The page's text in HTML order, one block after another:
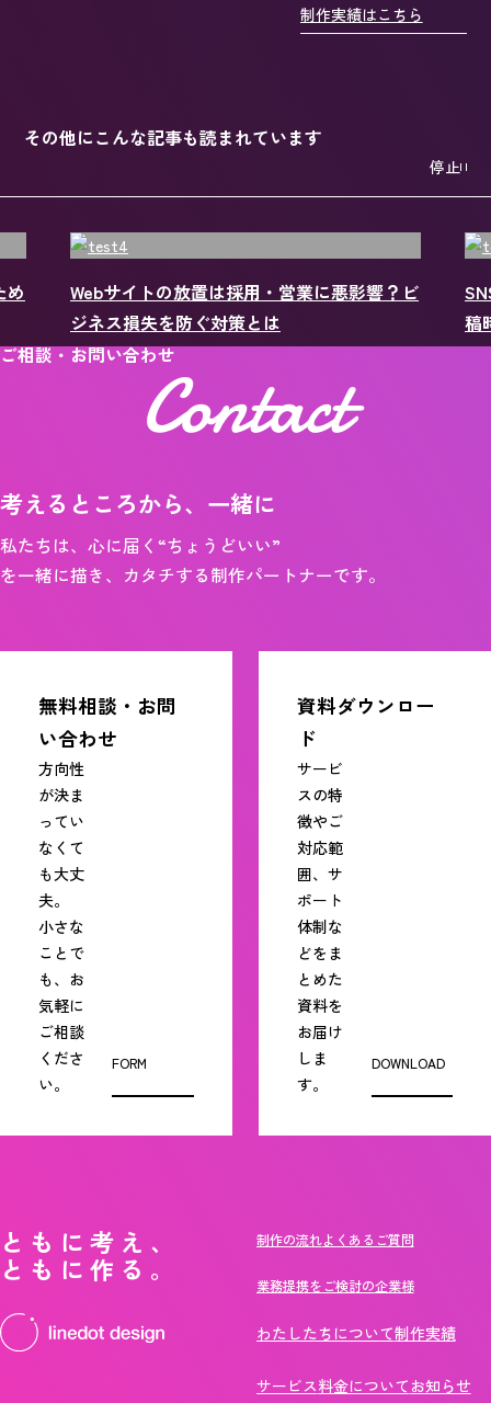
制作実績はこちら
その他にこんな記事も読まれています
ビ
SNS投稿の最適な時間帯は？成果を高める投
稿時間の分析方法を解説
停止
ご相談・お問い合わせContact
考えるところから、一緒に
私たちは、心に届く“ちょうどいい”
を一緒に描き、カタチする制作パートナーです。
無料相談・お問
い合わせ
方向性
が決ま
ってい
なくて
も大丈
夫。
小さな
ことで
も、お
気軽に
ご相談
くださ
い。
FORM
資料ダウンロー
ド
サービ
スの特
徴やご
対応範
囲、サ
ポート
体制な
どをま
とめた
資料を
お届け
しま
す。
DOWNLOAD
ともに考え、
ともに作る。
制作の流れよくあるご質問
業務提携をご検討の企業様
わたしたちについて制作実績
サービス料金について お知らせ